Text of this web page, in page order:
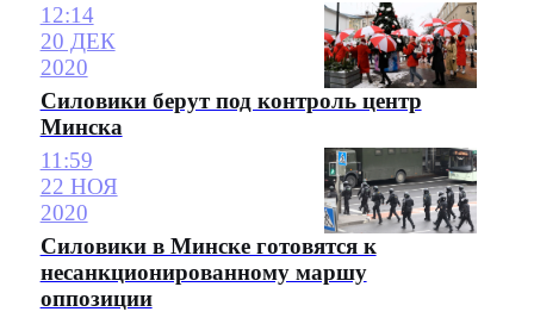
12:14
20 ДЕК
2020
Силовики берут под контроль центр
Минска
11:59
22 НОЯ
2020
Силовики в Минске готовятся к
несанкционированному маршу
оппозиции